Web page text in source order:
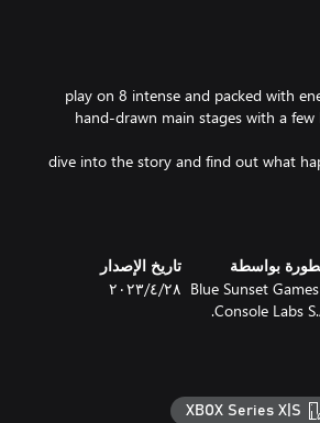
- play on 8 intense and packed with
hand-drawn main stages with a few
- dive into the story and find out what
بواسطة
Blue Sunset
Console Labs
تاريخ الإصدار
٢٨‏/٤‏/٢٠٢٣
XBOX Series X|S